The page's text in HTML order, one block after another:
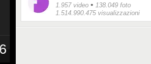
1.957 video • 138.049 foto
1.514.990.475 visualizzazioni